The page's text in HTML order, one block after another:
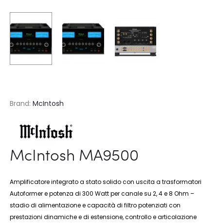
Brand: McIntosh
McIntosh MA9500
Amplificatore integrato a stato solido con uscita a trasformatori
Autoformer e potenza di 300 Watt per canale su 2, 4 e 8 Ohm –
stadio di alimentazione e capacità di filtro potenziati con
prestazioni dinamiche e di estensione, controllo e articolazione